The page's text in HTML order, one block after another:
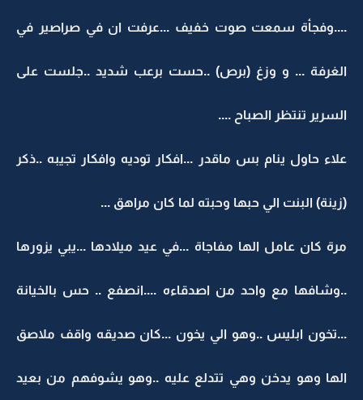
....وفجأة سمعت صوت خفيف ...عرفت ان في صراصير في
الغرفة ... و وزغ (برص) ..حست برعب شديد ..جلست على
السرير تنتظر الصباح ....
علاء حاول ينام بس ماقدر ...افكار توديه وافكار تجيبه ..ذكر
(زينة) البنت الي حبها وحبته لما كان مراهق ...
مرة كان عامل الها مفاجاة ...في عيد ميلادها ...يبي يزورها
..وشافها مع واحد من اصدقاءه ....انصفع .. حس بالخيانة
...تخون ابليس ..وهو الي يخون ...كان صديقه واقف ملاصق
الها وهو يدخن وهي تتدلع عليه ..وهو يشوفهم من بعيد